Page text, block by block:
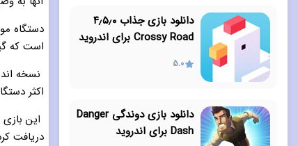
است که
اکثر
این
دریافت
دانلود بازی جذاب ۴٫۵٫۰
Crossy Road برای اندروید
5.0
دانلود بازی دوندگی Danger
Dash برای اندروید